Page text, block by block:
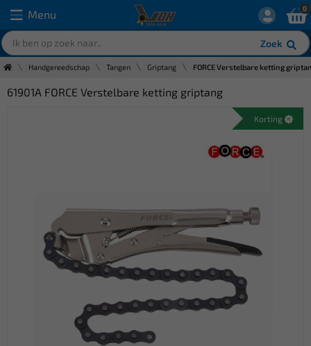
Menu
Zoek
0
Handgereedschap Tangen Griptang FORCE Verstelbare ketting
61901A FORCE Verstelbare ketting griptang
Korting